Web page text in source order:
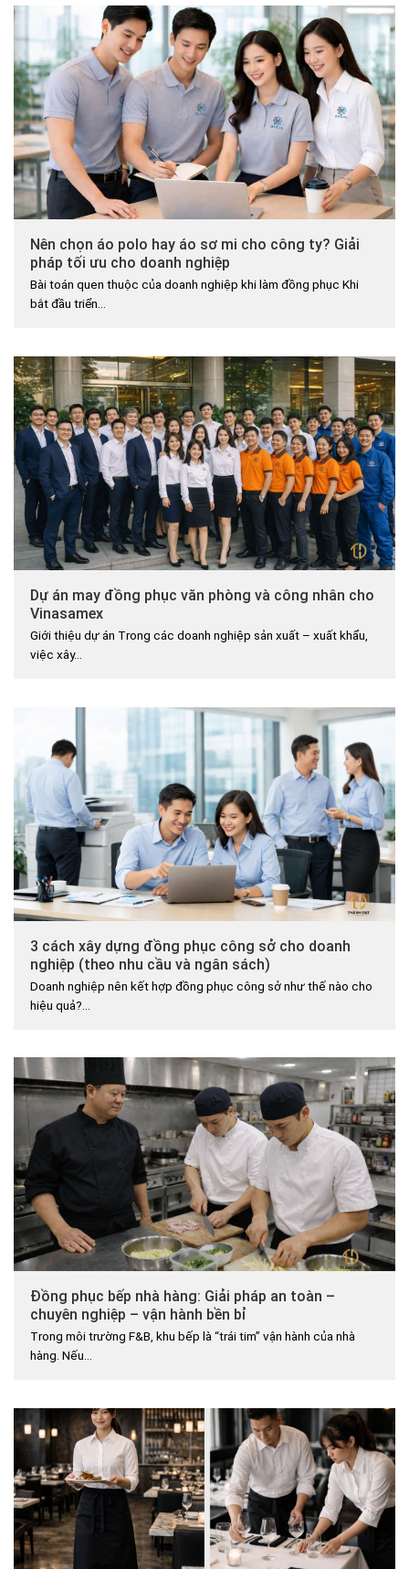
Nên chọn áo polo hay áo sơ mi cho công ty? Giải
pháp tối ưu cho doanh nghiệp
Bài toán quen thuộc của doanh nghiệp khi làm đồng phục Khi
bắt đầu triển...
Dự án may đồng phục văn phòng và công nhân cho
Vinasamex
Giới thiệu dự án Trong các doanh nghiệp sản xuất – xuất khẩu,
việc xây...
3 cách xây dựng đồng phục công sở cho doanh
nghiệp (theo nhu cầu và ngân sách)
Doanh nghiệp nên kết hợp đồng phục công sở như thế nào cho
hiệu quả?...
Đồng phục bếp nhà hàng: Giải pháp an toàn –
chuyên nghiệp – vận hành bền bỉ
Trong môi trường F&B, khu bếp là “trái tim” vận hành của nhà
hàng. Nếu...